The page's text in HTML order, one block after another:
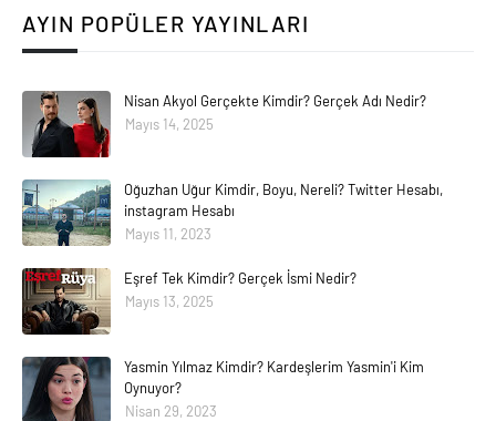
AYIN POPÜLER YAYINLARI
Nisan Akyol Gerçekte Kimdir? Gerçek Adı Nedir?
Mayıs 14, 2025
Oğuzhan Uğur Kimdir, Boyu, Nereli? Twitter Hesabı,
instagram Hesabı
Mayıs 11, 2023
Eşref Tek Kimdir? Gerçek İsmi Nedir?
Mayıs 13, 2025
Yasmin Yılmaz Kimdir? Kardeşlerim Yasmin'i Kim
Oynuyor?
Nisan 29, 2023